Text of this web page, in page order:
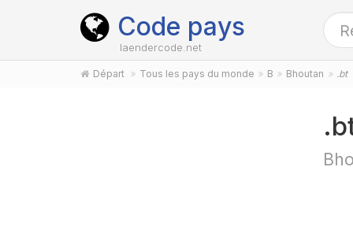
Code pays
laendercode.net
Départ Tous les pays du monde B Bhoutan .bt